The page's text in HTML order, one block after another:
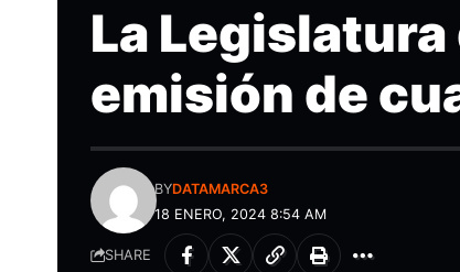
La Legislatura
emisión de
18 ENERO, 2024 8:54 AM
BYDATAMARCA3
SHARE